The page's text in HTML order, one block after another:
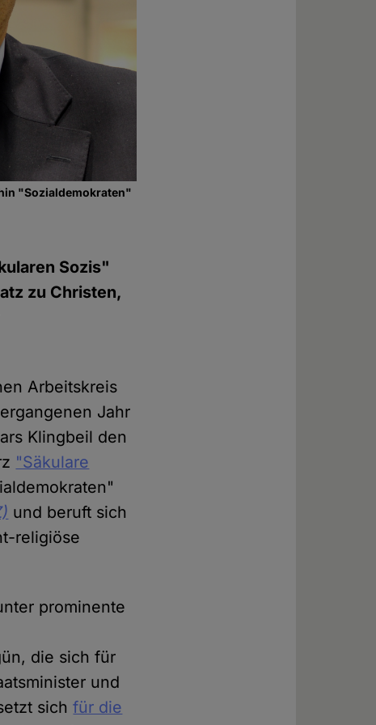
"Sozialdemokraten"
Sozis"
zu Christen,
Arbeitskreis
Jahr
Klingbeil den
"Säkulare
und beruft sich
religiöse
prominente
die sich für
und
sichfür die